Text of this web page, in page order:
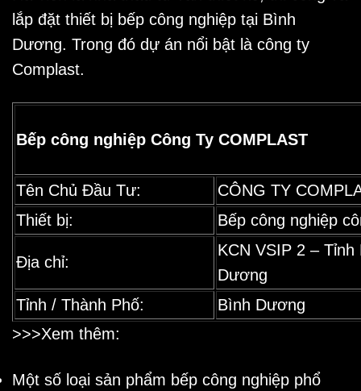
lắp đặt thiết bị bếp công nghiệp tại Bình
Dương. Trong đó dự án nổi bật là công ty
Complast.
Bếp công nghiệp Công Ty COMPLAST
Tên Chủ Đầu Tư:
CÔNG TY
Thiết bị:
Bếp công nghiệp
Địa chỉ:
KCN VSIP 2 – Tỉnh
Dương
Tỉnh / Thành Phố:
Bình Dương
>>>Xem thêm:
Một số loại sản phẩm bếp công nghiệp phổ